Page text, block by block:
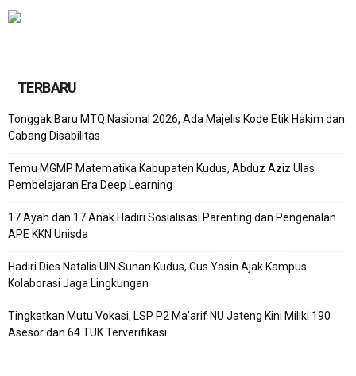
TERBARU
Tonggak Baru MTQ Nasional 2026, Ada Majelis Kode Etik Hakim dan
Cabang Disabilitas
Temu MGMP Matematika Kabupaten Kudus, Abduz Aziz Ulas
Pembelajaran Era Deep Learning
17 Ayah dan 17 Anak Hadiri Sosialisasi Parenting dan Pengenalan
APE KKN Unisda
Hadiri Dies Natalis UIN Sunan Kudus, Gus Yasin Ajak Kampus
Kolaborasi Jaga Lingkungan
Tingkatkan Mutu Vokasi, LSP P2 Ma’arif NU Jateng Kini Miliki 190
Asesor dan 64 TUK Terverifikasi